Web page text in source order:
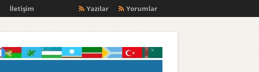
İletişim Yorumlar
Yazılar